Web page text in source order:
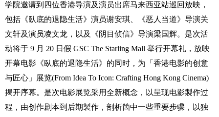
学院邀请到四位香港导演及演员出席马来西亚站巡回放映，
包括《臥底的退隐生活》演员谢安琪、《恶人当道》导演关
文轩及演员凌文龙，以及《阴目侦信》导演梁国辉。是次活
动将于 9 月 20 日假 GSC The Starling Mall 举行开幕礼，放映
开幕电影《臥底的退隐生活》的同 时，为「香港电影的创意
与匠心」展览(From Idea To Icon: Crafting Hong Kong Cinema)
揭开序幕。是次电影展览采用全新概念，以呈现电影製作过
程，由创作剧本到后期製作，剖析箇中一些重要步骤，以独